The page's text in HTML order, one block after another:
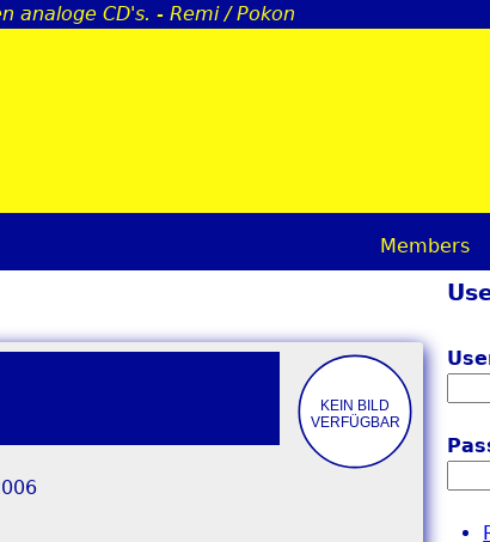
navigation
analoge CD's. - Remi / Pokon
M
i
m
Members